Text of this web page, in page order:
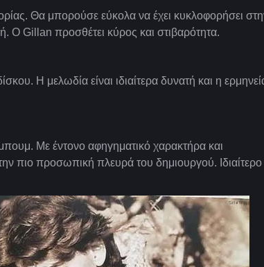
Θα μπορούσε εύκολα να έχει κυκλοφορήσει
Gillan προσθέτει κύρος και στιβαρότητα.
Η μελωδία είναι ιδιαίτερα δυνατή και η
Με έντονο αφηγηματικό χαρακτήρα και
πιο προσωπική πλευρά του δημιουργού. Ιδιαίτερο